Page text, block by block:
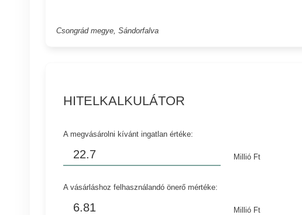
Csongrád megye, Sándorfalva
HITELKALKULÁTOR
A megvásárolni kívánt ingatlan értéke:
Millió Ft
A vásárláshoz felhasználandó önerő mértéke:
Millió Ft